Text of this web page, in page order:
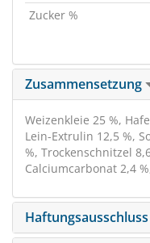
Zucker %
Zusammensetzung
Weizenkleie 25 %,
Lein-Extrulin 12,5 %,
%, Trockenschnitzel
Calciumcarbonat 2,4
Haftungsausschluss